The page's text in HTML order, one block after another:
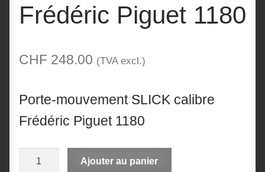
Frédéric Piguet 1180
CHF 248.00 (TVA excl.)
Porte-mouvement SLICK calibre
Frédéric Piguet 1180
Ajouter au panier